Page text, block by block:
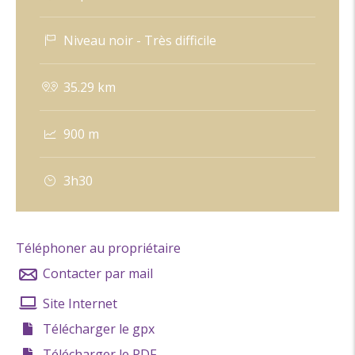
chemin à droite mène à des ruines. Continuer
jusqu\'aux \"Plaines\" (alt. 626m).
Coordonnées: (44.5141262, 4.9815842)
Distance depuis le point de départ: 12 km
5/ Monter à droite sur un chemin pour rejoindre le
\"Col de de la Croix\" (alt. 671m).
Coordonnées: (44.492024, 4.9907366)
Distance depuis le point de départ: 18 km
6/ Descente pentue et technique par \"Sous le col\"
(alt. 650m) jusqu\'à l\'Adret puis rejoindre \"La Roche-
Coordonnées: (44.4935364, 4.9997444)
Distance depuis le point de départ: 19 km
Niveau noir - Très difficile
35.29 km
900 m
3h30
Téléphoner au propriétaire
Contacter par mail
Site Internet
Télécharger le gpx